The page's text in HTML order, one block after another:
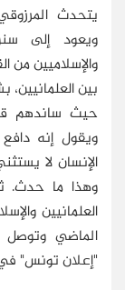
يتحدث
ويعود إلى
والإسلاميين
بين
حيث ساندهم
ويقول إنه
الإنسان لا
وهذا ما حدث.
العلمانيين
الماضي وتوصل
"إعلان تونس" في